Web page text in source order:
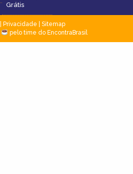
Grátis
Privacidade
Sitemap
pelo time do EncontraBrasil